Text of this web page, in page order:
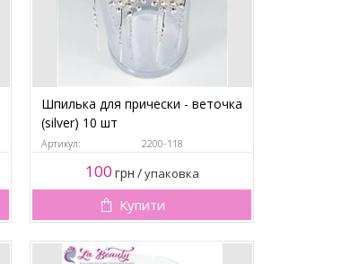
Шпилька для прически - веточка
(silver) 10 шт
Артикул: 2200-118
100 грн /упаковка
Купити